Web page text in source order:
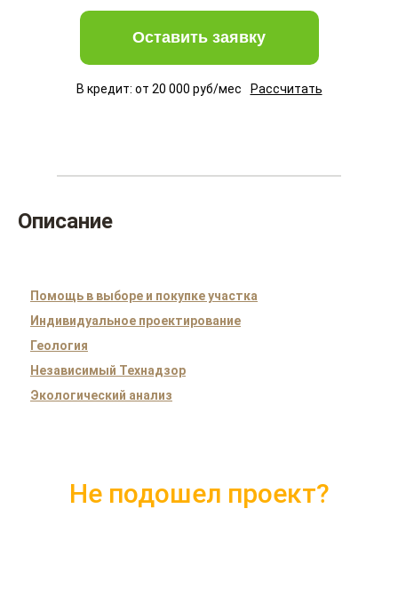
Оставить заявку
В кредит: от 20 000 руб/мес Рассчитать
Описание
Помощь в выборе и покупке участка
Индивидуальное проектирование
Геология
Независимый Технадзор
Экологический анализ
Не подошел проект?